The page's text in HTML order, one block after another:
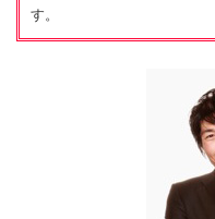
す。